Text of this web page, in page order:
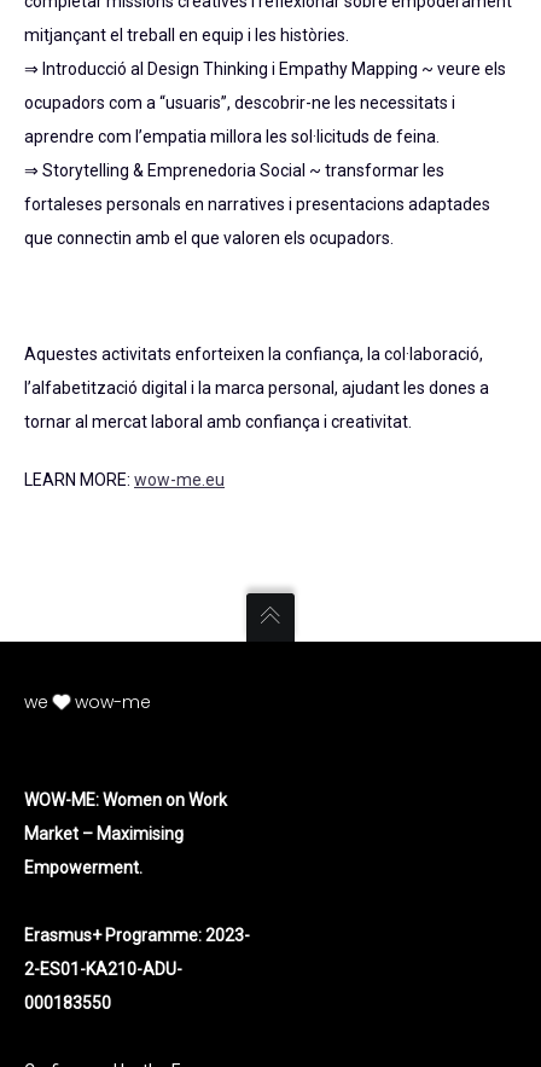
mitjançant el treball en equip i les històries.
⇒ Introducció al Design Thinking i Empathy Mapping ~ veure els
ocupadors com a “usuaris”, descobrir-ne les necessitats i
aprendre com l’empatia millora les sol·licituds de feina.
⇒ Storytelling & Emprenedoria Social ~ transformar les
fortaleses personals en narratives i presentacions adaptades
que connectin amb el que valoren els ocupadors.
Aquestes activitats enforteixen la confiança, la col·laboració,
l’alfabetització digital i la marca personal, ajudant les dones a
tornar al mercat laboral amb confiança i creativitat.
LEARN MORE: wow-me.eu
we wow-me
WOW-ME: Women on Work
Market – Maximising
Empowerment.
Erasmus+ Programme: 2023-
2-ES01-KA210-ADU-
000183550